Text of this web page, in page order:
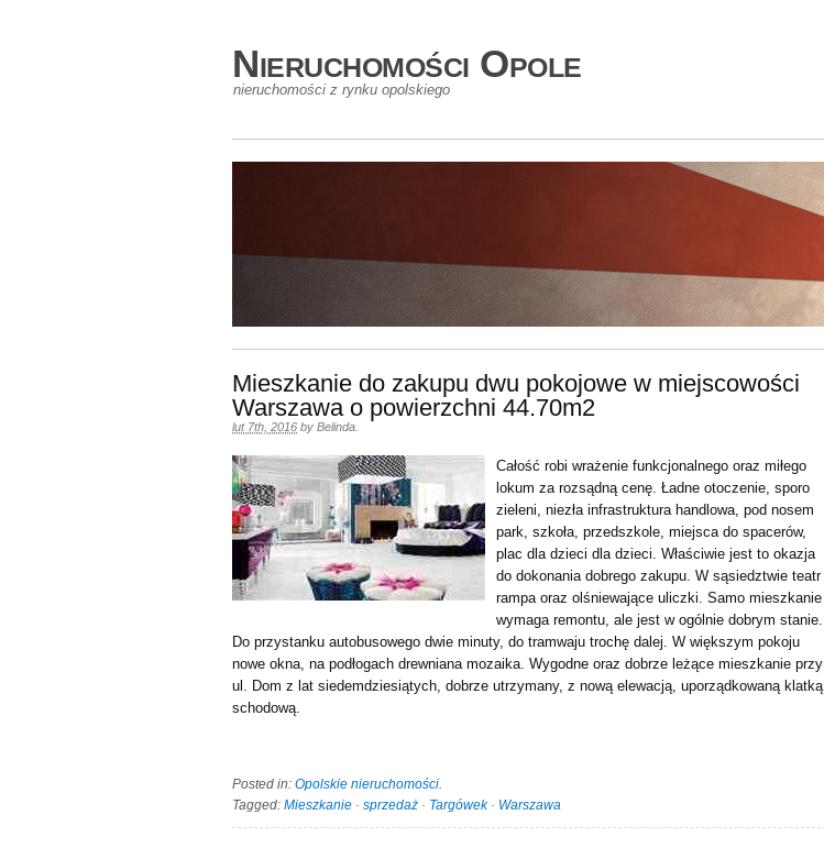
Nieruchomości Opole
nieruchomości z rynku opolskiego
Mieszkanie do zakupu dwu pokojowe w miejscowości
Warszawa o powierzchni 44.70m2
lut 7th, 2016 by Belinda
Całość robi wrażenie funkcjonalnego oraz miłego
lokum za rozsądną cenę. Ładne otoczenie, sporo
zieleni, niezła infrastruktura handlowa, pod nosem
park, szkoła, przedszkole, miejsca do spacerów,
plac dla dzieci dla dzieci. Właściwie jest to okazja
do dokonania dobrego zakupu. W sąsiedztwie teatr
rampa oraz olśniewające uliczki. Samo mieszkanie
wymaga remontu, ale jest w ogólnie dobrym stanie.
Do przystanku autobusowego dwie minuty, do tramwaju trochę dalej. W większym pokoju
nowe okna, na podłogach drewniana mozaika. Wygodne oraz dobrze leżące mieszkanie przy
ul. Dom z lat siedemdziesiątych, dobrze utrzymany, z nową elewacją, uporządkowaną klatką
schodową.
Posted in: Opolskie nieruchomości.
Tagged: Mieszkanie · sprzedaż · Targówek· Warszawa